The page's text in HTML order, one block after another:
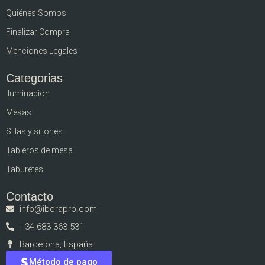
Quiénes Somos
Finalizar Compra
Menciones Legales
Categorias
Iluminación
Mesas
Sillas y sillones
Tableros de mesa
Taburetes
Contacto
info@iberapro.com
+34 683 363 531
Barcelona, España
Método de pago